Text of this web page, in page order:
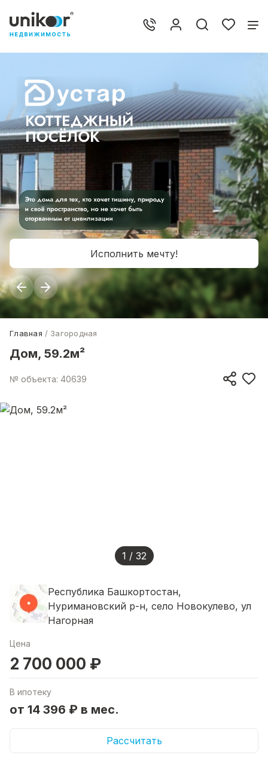
Исполнить мечту!
Главная Загородная
Дом, 59.2м²
№ объекта: 40639
1 / 32
Республика Башкортостан,
Нуримановский р-н, село Новокулево, ул
Нагорная
Цена
2 700 000 ₽
В ипотеку
от 14 396 ₽ в мес.
Рассчитать